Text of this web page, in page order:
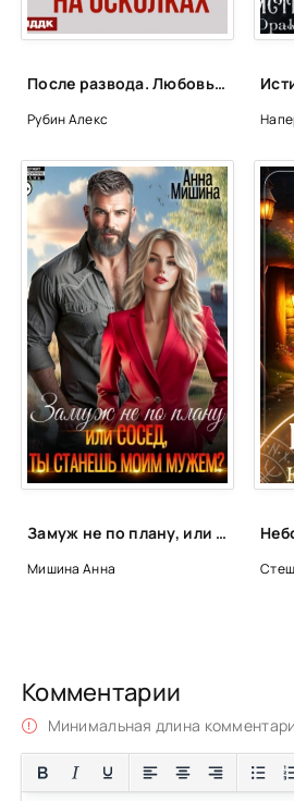
После развода. Любовь на осколках - Алекс Рубин
Рубин Алекс
Замуж не по плану, или Сосед, ты станешь моим мужем? - Анна Мишина
Мишина Анна
Комментарии
Минимальная длина